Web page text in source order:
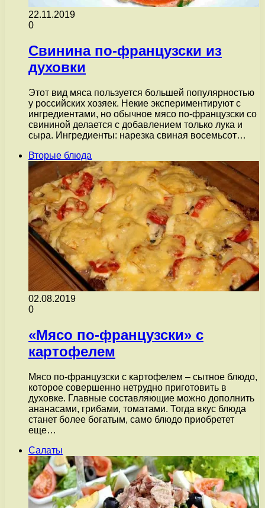
22.11.2019
0
Свинина по-французски из
духовки
Этот вид мяса пользуется большей популярностью
у российских хозяек. Некие экспериментируют с
ингредиентами, но обычное мясо по-французски со
свининой делается с добавлением только лука и
сыра. Ингредиенты: нарезка свиная восемьсот…
Вторые блюда
02.08.2019
0
«Мясо по-французски» с
картофелем
Мясо по-французски с картофелем – сытное блюдо,
которое совершенно нетрудно приготовить в
духовке. Главные составляющие можно дополнить
ананасами, грибами, томатами. Тогда вкус блюда
станет более богатым, само блюдо приобретет
еще…
Салаты